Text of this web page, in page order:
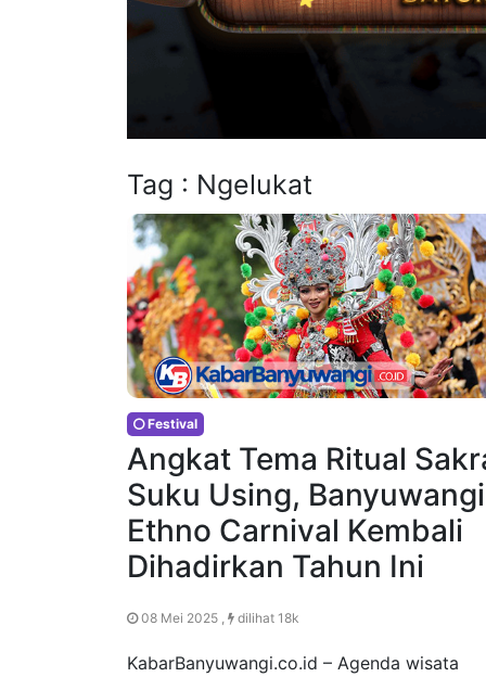
Tag : Ngelukat
Festival
Angkat Tema Ritual
Suku Using, Banyuwangi
Ethno Carnival Kembali
Dihadirkan Tahun Ini
08 Mei 2025 , dilihat 18k
KabarBanyuwangi.co.id – Agenda wisata